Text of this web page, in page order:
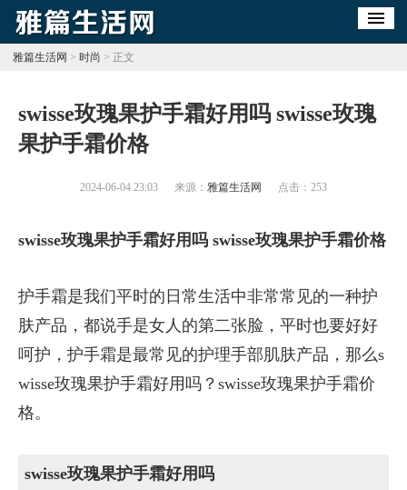
雅篇生活网 > 时尚 > 正文
​swisse玫瑰果护手霜好用吗 swisse玫瑰
果护手霜价格
2024-06-04 23:03 来源： 雅篇生活网 点击： 253
swisse玫瑰果护手霜好用吗 swisse玫瑰果护手霜价格
护手霜是我们平时的日常生活中非常常见的一种护
肤产品，都说手是女人的第二张脸，平时也要好好
呵护，护手霜是最常见的护理手部肌肤产品，那么s
wisse玫瑰果护手霜好用吗？swisse玫瑰果护手霜价
格。
swisse玫瑰果护手霜好用吗